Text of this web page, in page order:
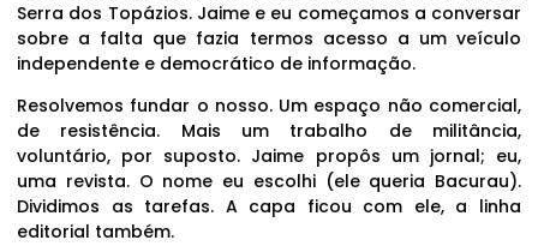
Serra dos Topázios. Jaime e eu começamos a conversar
sobre a falta que fazia termos acesso a um veículo
independente e democrático de informação.
Resolvemos fundar o nosso. Um espaço não comercial,
de resistência. Mais um trabalho de militância,
voluntário, por suposto. Jaime propôs um jornal; eu,
uma revista. O nome eu escolhi (ele queria Bacurau).
Dividimos as tarefas. A capa ficou com ele, a linha
editorial também.